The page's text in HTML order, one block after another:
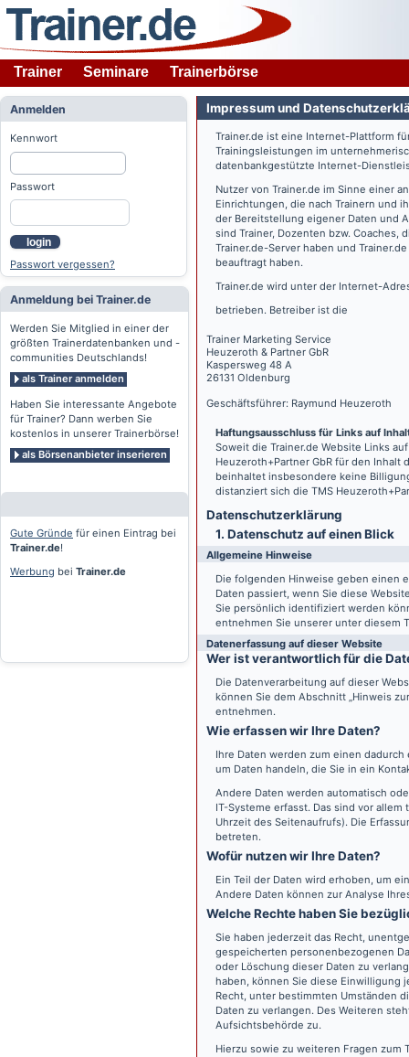
Trainer Seminare Trainerbörse
Anmelden
Kennwort
Passwort
login
Passwort vergessen?
Anmeldung bei Trainer.de
Werden Sie Mitglied in einer der
größten Trainerdatenbanken und -
communities Deutschlands!
als Trainer anmelden
Haben Sie interessante Angebote
für Trainer? Dann werben Sie
kostenlos in unserer Trainerbörse!
als Börsenanbieter inserieren
Gute Gründe für einen Eintrag bei
Trainer.de!
Werbung bei Trainer.de
Impressum und
Trainer.de ist eine Internet-Plattform
Trainingsleistungen im
datenbankgestützte Internet-
Nutzer von Trainer.de im Sinne einer
Einrichtungen, die nach Trainern und
der Bereitstellung eigener Daten und
sind Trainer, Dozenten bzw.
Trainer.de-Server haben und Trainer.de
beauftragt haben.
Trainer.de wird unter der Internet-
betrieben. Betreiber ist die
Trainer Marketing Service
Heuzeroth & Partner GbR
Kaspersweg 48 A
26131 Oldenburg
Geschäftsführer: Raymund Heuzeroth
Haftungsausschluss für Links auf
Soweit die Trainer.de Website Links
Heuzeroth+Partner GbR für den Inhalt
beinhaltet insbesondere keine
distanziert sich die TMS
Datenschutz­erklärung
1. Datenschutz auf einen Blick
Allgemeine Hinweise
Die folgenden Hinweise geben einen
Daten passiert, wenn Sie diese
Sie persönlich identifiziert werden
entnehmen Sie unserer unter diesem
Datenerfassung auf dieser Website
Wer ist verantwortlich für die
Die Datenverarbeitung auf dieser
können Sie dem Abschnitt „Hinweis
entnehmen.
Wie erfassen wir Ihre Daten?
Ihre Daten werden zum einen
um Daten handeln, die Sie in ein
Andere Daten werden automatisch
IT-Systeme erfasst. Das sind vor
Uhrzeit des Seitenaufrufs). Die
betreten.
Wofür nutzen wir Ihre Daten?
Ein Teil der Daten wird erhoben, um
Andere Daten können zur Analyse
Welche Rechte haben Sie
Sie haben jederzeit das Recht,
gespeicherten personenbezogenen
oder Löschung dieser Daten zu
haben, können Sie diese Einwilligung
Recht, unter bestimmten Umständen
Daten zu verlangen. Des Weiteren
Aufsichtsbehörde zu.
Hierzu sowie zu weiteren Fragen zum